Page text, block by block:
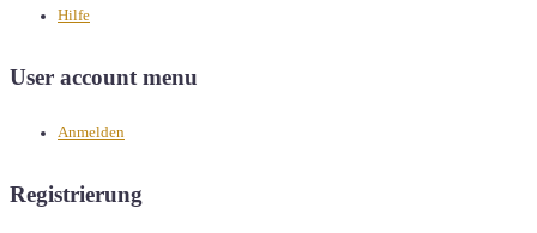
Hilfe
User account menu
Anmelden
Registrierung